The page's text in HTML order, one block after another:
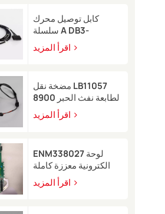
كابل توصيل محرك
سلسلة A DB3-
0320002SP لطابعة
Domino A-GP A120
مضخة نقل LB11057
لطابعة نفث الحبر 8900
ENM338027 لوحة
الكترونية معززة كاملة
لطابعة Markem-Imaje
2200